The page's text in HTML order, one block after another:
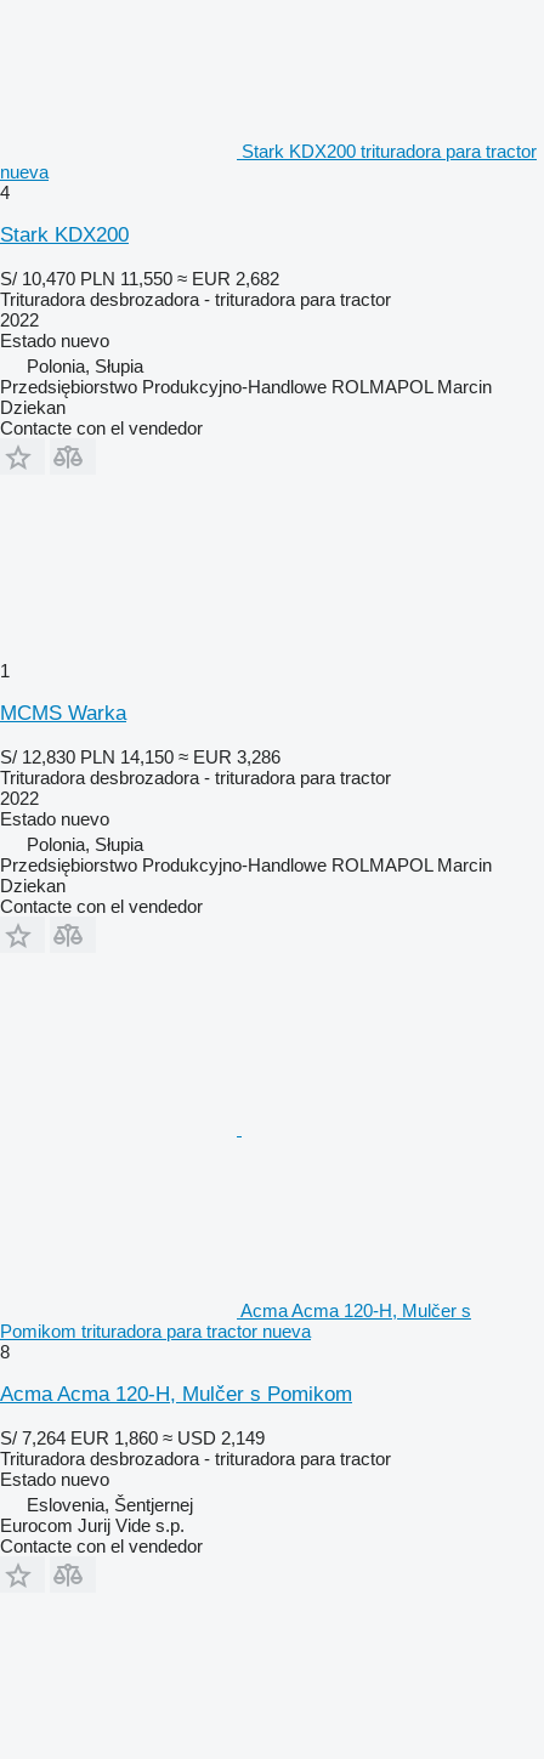
Stark KDX200 trituradora para tractor
nueva
4
Stark KDX200
S/ 10,470 PLN 11,550 ≈ EUR 2,682
Trituradora desbrozadora - trituradora para tractor
2022
Estado nuevo
Polonia, Słupia
Przedsiębiorstwo Produkcyjno-Handlowe ROLMAPOL Marcin
Dziekan
Contacte con el vendedor
1
MCMS Warka
S/ 12,830 PLN 14,150 ≈ EUR 3,286
Trituradora desbrozadora - trituradora para tractor
2022
Estado nuevo
Polonia, Słupia
Przedsiębiorstwo Produkcyjno-Handlowe ROLMAPOL Marcin
Dziekan
Contacte con el vendedor
Acma Acma 120-H, Mulčer s
Pomikom trituradora para tractor nueva
8
Acma Acma 120-H, Mulčer s Pomikom
S/ 7,264 EUR 1,860 ≈ USD 2,149
Trituradora desbrozadora - trituradora para tractor
Estado nuevo
Eslovenia, Šentjernej
Eurocom Jurij Vide s.p.
Contacte con el vendedor